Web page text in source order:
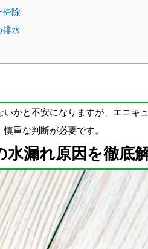
掃除
排水
いかと不安になりますが、エコキ
重な判断が必要です。
水漏れ原因を徹底